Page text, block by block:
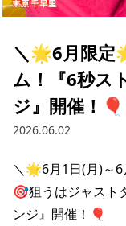
＼🌟6月限定
ム！『6秒ス
ジ』開催！🎈
2026.06.02
＼🌟6月1日(月)～
🎯狙うはジャスト
ンジ』開催！🎈